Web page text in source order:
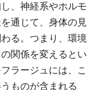
、神経系やホルモ
通じて、身体の見
る。つまり、環境
関係を変えるとい
ラージュには、こ
ものが含まれる